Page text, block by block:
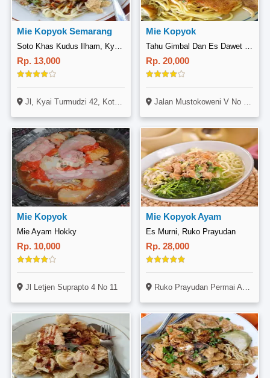
Mie Kopyok Semarang
Rp. 13,000
Jl, Kyai Turmudzi 42, Kota Demak, Semarang
Mie Kopyok
Rp. 20,000
Jalan Mustokoweni V No 211
Mie Kopyok
Mie Ayam Hokky
Rp. 10,000
Jl Letjen Suprapto 4 No 11
Mie Kopyok Ayam
Es Murni, Ruko Prayudan
Rp. 28,000
Ruko Prayudan Permai A1A, Jl. Mayjend. Bambang Sugeng, Mertoyudan, Magelang